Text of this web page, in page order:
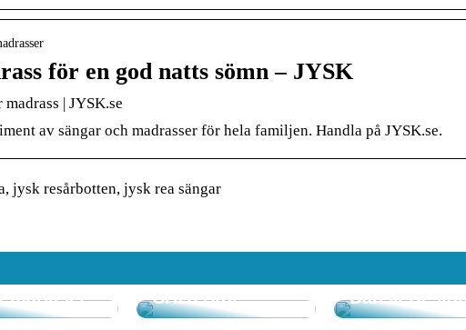
för en god natts sömn – JYSK
| JYSK.se
av sängar och madrasser för hela familjen. Handla på JYSK.se.
jysk resårbotten, jysk rea sängar
markiser
CH23 Stol
Dansk